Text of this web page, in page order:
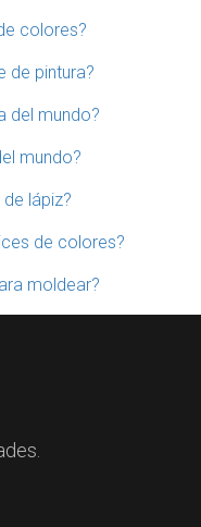
colores?
de pintura?
del mundo?
mundo?
lápiz?
de colores?
moldear?